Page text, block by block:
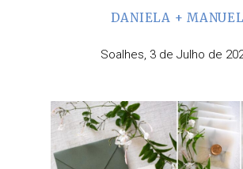
DANIELA + MANUEL
Soalhes, 3 de Julho de